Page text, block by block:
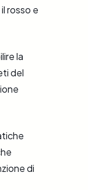
rosso e
la
del
di